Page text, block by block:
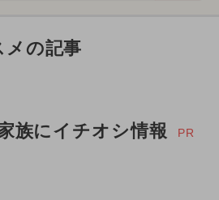
の記事
族にイチオシ情報 PR